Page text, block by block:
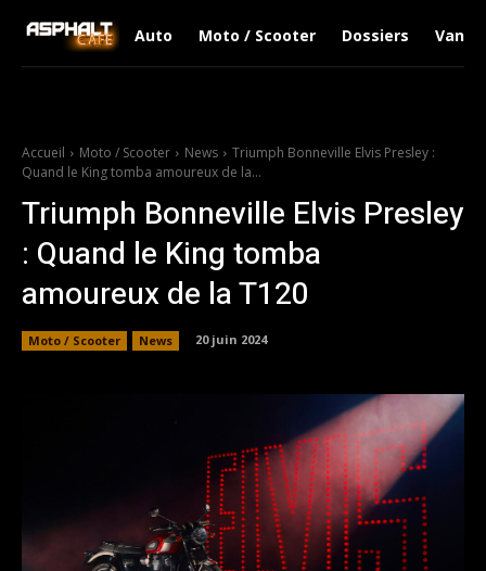
Auto Moto / Scooter Dossiers Van
Accueil Moto / Scooter News
Triumph Bonneville Elvis Presley :
Quand le King tomba amoureux de la...
Triumph Bonneville Elvis Presley
: Quand le King tomba
amoureux de la T120
Moto / Scooter News 20 juin 2024